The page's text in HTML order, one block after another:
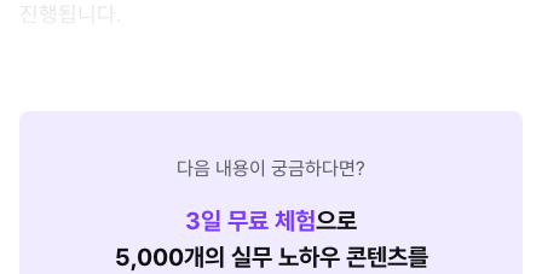
진행됩니다.
다음 내용이 궁금하다면?
3일 무료 체험으로
5,000개의 실무 노하우 콘텐츠를